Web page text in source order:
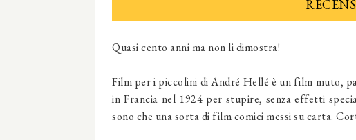
Quasi cento anni ma non li dimostra!
Film per i piccolini di André Hellé è un film muto,
in Francia nel 1924 per stupire, senza effetti
sono che una sorta di film comici messi su carta.